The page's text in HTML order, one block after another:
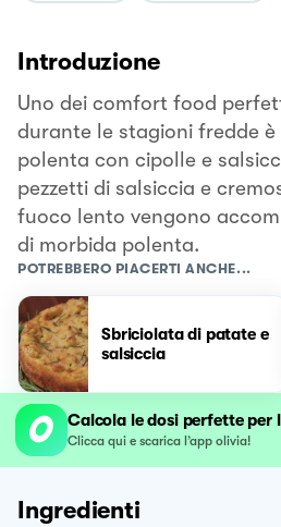
Introduzione
Uno dei comfort food
durante le stagioni fredde
polenta con cipolle e
pezzetti di salsiccia e
fuoco lento vengono
di morbida polenta.
POTREBBERO PIACERTI ANCHE...
Sbriciolata di patate e
salsiccia
Calcola le dosi perfette per
Clicca qui e scarica l’app olivia!
Ingredienti